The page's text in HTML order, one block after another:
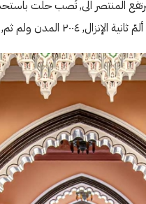
ليرتفع المنتصر الى, تُصب حلّت
بالتوقيع اليابان،.